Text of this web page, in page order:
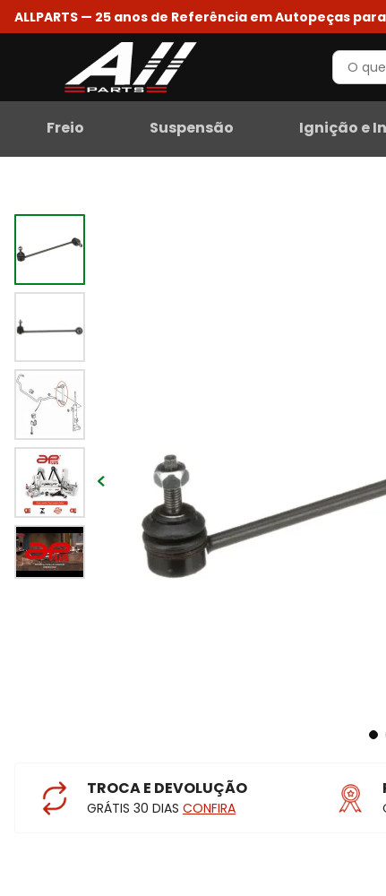
ALLPARTS — 25 anos de Referência em Autopeças
Freio Suspensão Ignição e
TROCA E DEVOLUÇÃO
GRÁTIS 30 DIAS CONFIRA